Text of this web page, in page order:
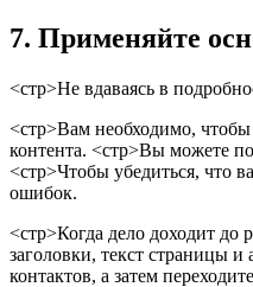
7. Применяйте
<стр>Не вдаваясь в
<стр>Вам необходимо,
контента. <стр>Вы можете
<стр>Чтобы убедиться, что
ошибок.
<стр>Когда дело доходит до
заголовки, текст страницы
контактов, а затем